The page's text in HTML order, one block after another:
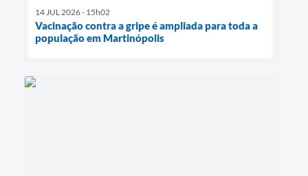
14 JUL 2026 - 15h02
Vacinação contra a gripe é ampliada para toda a
população em Martinópolis